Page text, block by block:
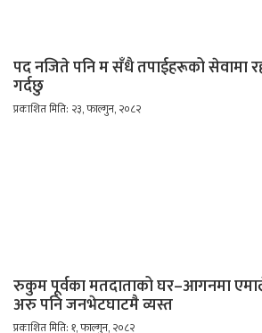
पद नजिते पनि म सँधै तपाईहरूको सेवामा
गर्दछु
प्रकाशित मिति: २३, फाल्गुन, २०८२
रुकुम पूर्वका मतदाताको घर–आगनमा
अरु पनि जनभेटघाटमै व्यस्त
प्रकाशित मिति: १, फाल्गुन, २०८२